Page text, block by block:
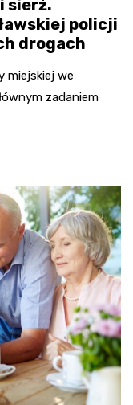
sierż.
policji
drogach
miejskiej we
zadaniem